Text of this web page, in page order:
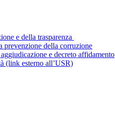
e della trasparenza
prevenzione della corruzione
e decreto affidamento
(link esterno all’USR)